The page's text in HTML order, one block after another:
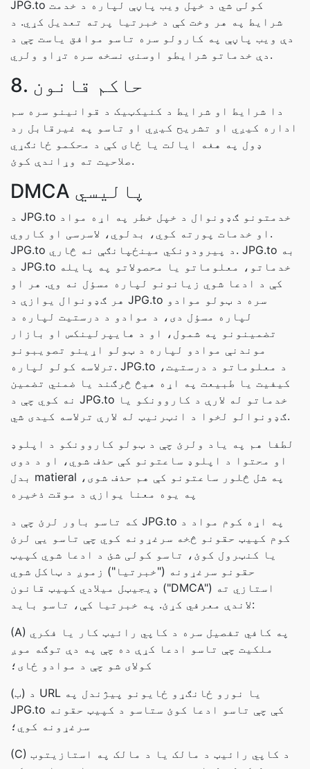
JPG.to کولی شي د خپل ویب پاڼې لپاره د خدمت
شرایط په هر وخت کې د خبرتیا پرته تعدیل کړي. د
دې ویب پاڼې په کارولو سره تاسو موافق یاست چې د
دې خدماتو شرایطو اوسنۍ نسخه سره تړاو ولري.
8. حاکم قانون
دا شرایط او شرایط د کنیکټیک د قوانینو سره سم
اداره کیږي او تشریح کیږي او تاسو په غیرقابل رد
ډول په هغه ایالت یا ځای کې د محکمو ځانګړي
صلاحیت ته وړاندې کوئ.
DMCA پاليسي
د JPG.to خدمتونو ګډونوال د خپل خطر په اړه مواد
او خدمات پورته کوي، بدلوي، لاسرسی او کاروي.
JPG.to د پیرودونکي مینځپانګې نه څاري. JPG.to به
د JPG.to خدماتو، معلوماتو یا محصولاتو په پایله
کې د ادعا شوي زیانونو لپاره مسؤل نه وي. هر او
هر ګډونوال یوازې د JPG.to سره د ټولو موادو
لپاره مسؤل دی، د موادو د درستیت لپاره د
تضمینونو په شمول، او د هایپرلینکس او بازار
موندنې موادو لپاره د ټولو اړینو تصویبونو
ترلاسه کولو لپاره. JPG.to د معلوماتو د درستیت،
کیفیت یا طبیعت په اړه هیڅ څرګند یا ضمني تضمین
نه کوي چې د JPG.to خدماتو له لارې د کاروونکو یا
ګډونوالو لخوا د انټرنیټ له لارې ترلاسه کیدی شي.
لطفا هم په یاد ولرئ چې د ټولو کاروونکو د اپلوډ
او محتوا د اپلوډ ساعتونو کې حذف شوي، او د دوی
بدل matieral په شل څلور ساعتونو کې هم حذف شوی،
په یوه معنا یوازې د موقت ذخیره
که تاسو باور لرئ چې د JPG.to په اړه کوم مواد د
کوم کپیټ حقونو څخه سرغړونه کوي چې تاسو یې لرئ
یا کنټرول کوئ، تاسو کولی شئ د ادعا شوي کپیټ
حقونو سرغړونه ("خبرتیا") زموږ د ټاکل شوي
ډیجیټل میلادي کپیټ قانون ("DMCA") استازي ته
لاندې معرفي کړئ. په خبرتیا کې، تاسو باید:
(A) په کافي تفصیل سره د کاپي رائيټ کار یا فکري
ملکیت چې تاسو ادعا کړې ده چې په دې توګه موږ
کولای شو چې د موادو ځای؛
(ب) د URL یا نورو ځانګړو ځایونو پیژندل په
JPG.to کې چې تاسو ادعا کوئ ستاسو د کپیټ حقونه
سرغړونه کوي؛
(C) د کاپي رائيټ د مالک یا د مالک په استازیتوب